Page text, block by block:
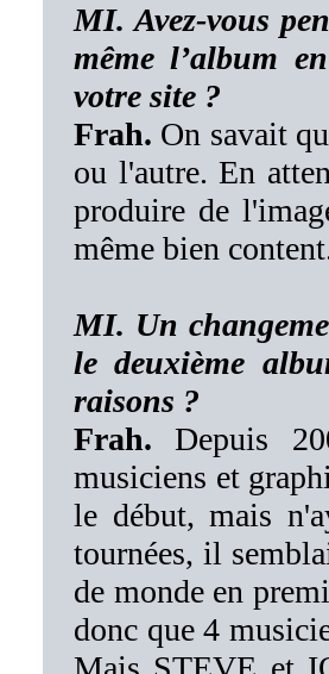
MI. Avez-vous
même l’album
votre site ?
Frah. On savait
ou l'autre. En
produire de
même bien
MI. Un
le deuxième
raisons ?
Frah. Depuis
musiciens et
le début, mais
tournées, il
de monde en
donc que 4